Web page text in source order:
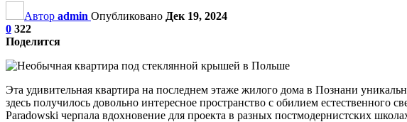
Автор admin Опубликовано Дек 19, 2024
0 322
Поделится
Эта удивительная квартира на последнем этаже жилого дома в Познани
здесь получилось довольно интересное пространство с обилием естественного
Paradowski черпала вдохновение для проекта в разных постмодернистских